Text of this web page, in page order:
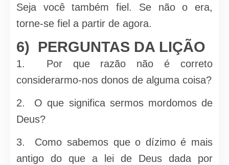
Seja você também fiel. Se não o era,
torne-se fiel a partir de agora.
6) PERGUNTAS DA LIÇÃO
1. Por que razão não é correto
considerarmo-nos donos de alguma coisa?
2. O que significa sermos mordomos de
Deus?
3. Como sabemos que o dízimo é mais
antigo do que a lei de Deus dada por